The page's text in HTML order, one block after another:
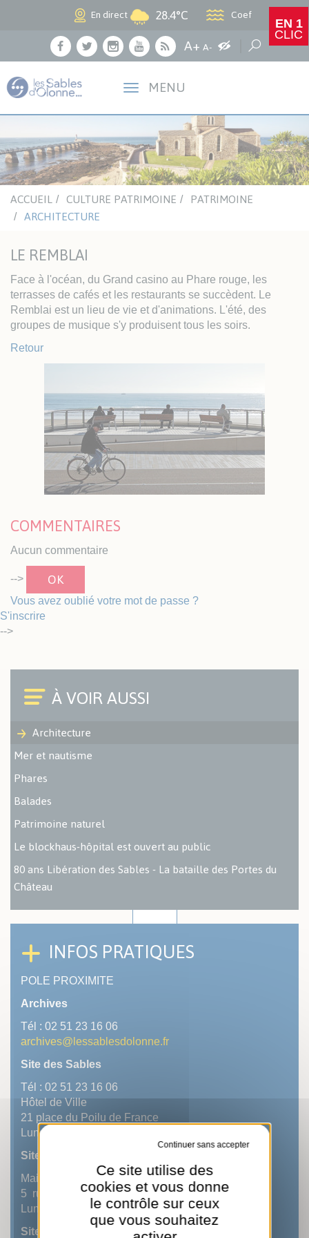
EN 1
CLIC
En direct 28.4°C Coef
Facebook
TwitterInstagram
YoutubeRSSA+Agrandir le texte
A-Réduire le texte
Augmenter les
MENU
ACCUEIL CULTURE PATRIMOINE
PATRIMOINE
ARCHITECTURE
LE REMBLAI
Face à l'océan, du Grand casino au Phare rouge, les
terrasses de cafés et les restaurants se succèdent. Le
Remblai est un lieu de vie et d'animations. L'été, des
groupes de musique s'y produisent tous les soirs.
Retour
COMMENTAIRES
Aucun commentaire
--> OK
Vous avez oublié votre mot de passe ?
S'inscrire
-->
Architecture
Mer et nautisme
Phares
Balades
Patrimoine naturel
Le blockhaus-hôpital est ouvert au public
80 ans Libération des Sables - La bataille des Portes du
Château
INFOS PRATIQUES
POLE PROXIMITE
Archives
Tél : 02 51 23 16 06
archives@lessablesdolonne.fr
Site des Sables
Tél : 02 51 23 16 06
Hôtel de Ville
21 place du Poilu de France
Lundi -Vendredi, 14h-17h
Site du Château (sur rdv)
Mairie annexe
5 rue Séraphin Buton
Lundi -Vendredi, 14h-17h
Site d'Olonne (sur rdv)
Panneau de gestion des cookies
Ce site utilise des
cookies et vous donne
le contrôle sur ceux
que vous souhaitez
Tout refuser